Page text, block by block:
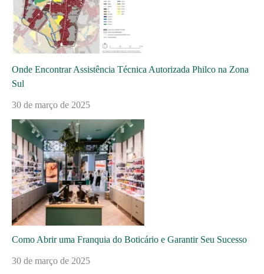
Onde Encontrar Assistência Técnica Autorizada Philco na Zona
Sul
30 de março de 2025
Como Abrir uma Franquia do Boticário e Garantir Seu Sucesso
30 de março de 2025